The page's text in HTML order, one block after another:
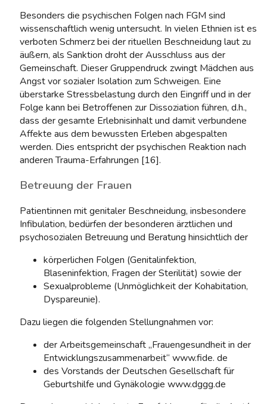
Besonders die psychischen Folgen nach FGM sind
wissenschaftlich wenig untersucht. In vielen Ethnien ist es
verboten Schmerz bei der rituellen Beschneidung laut zu
äußern, als Sanktion droht der Ausschluss aus der
Gemeinschaft. Dieser Gruppendruck zwingt Mädchen aus
Angst vor sozialer Isolation zum Schweigen. Eine
überstarke Stressbelastung durch den Eingriff und in der
Folge kann bei Betroffenen zur Dissoziation führen, d.h.,
dass der gesamte Erlebnisinhalt und damit verbundene
Affekte aus dem bewussten Erleben abgespalten
werden. Dies entspricht der psychischen Reaktion nach
anderen Trauma-Erfahrungen [16].
Betreuung der Frauen
Patientinnen mit genitaler Beschneidung, insbesondere
Infibulation, bedürfen der besonderen ärztlichen und
psychosozialen Betreuung und Beratung hinsichtlich der
körperlichen Folgen (Genitalinfektion,
Blaseninfektion, Fragen der Sterilität) sowie der
Sexualprobleme (Unmöglichkeit der Kohabitation,
Dyspareunie).
Dazu liegen die folgenden Stellungnahmen vor:
der Arbeitsgemeinschaft „Frauengesundheit in der
Entwicklungszusammenarbeit“ www.fide. de
des Vorstands der Deutschen Gesellschaft für
Geburtshilfe und Gynäkologie www.dggg.de